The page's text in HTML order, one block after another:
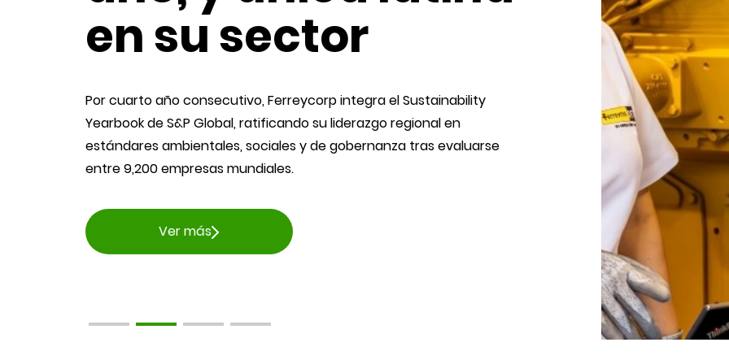
Ferreycorp y Fargoline obtuvieron el primer lugar en dos categorías
Trabajo: Formalización de la cadena de valor y Erradicación de
trabajo infantil/forzoso.
Ver más
La Asociación Ferreycorp
compromiso con la
"Impulsando Talento con
estudiantes en 28 años. El
desarrollo ético, la
mejores profesionales y
Ver más